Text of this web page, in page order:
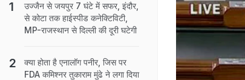
उज्जैन से जयपुर 7 घंटे में सफर, इंदौर,
से कोटा तक हाईस्पीड कनेक्टिविटी,
MP-राजस्थान से दिल्ली की दूरी घटेगी
क्या होता है एनालॉग पनीर, जिस पर
FDA कमिश्नर तुकाराम मुंढे ने लगा दिया